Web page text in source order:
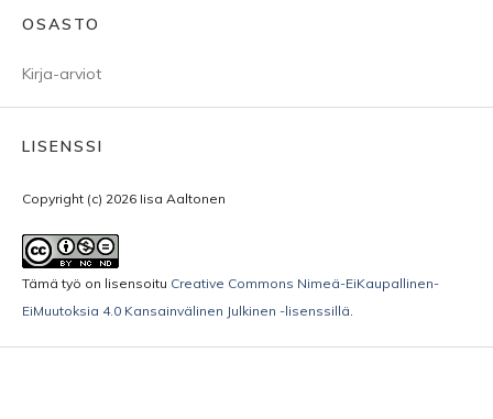
OSASTO
Kirja-arviot
LISENSSI
Copyright (c) 2026 Iisa Aaltonen
Tämä työ on lisensoitu Creative Commons Nimeä-EiKaupallinen-
EiMuutoksia 4.0 Kansainvälinen Julkinen -lisenssillä.